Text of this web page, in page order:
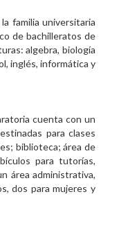
familia universitaria
de bachilleratos de
algebra, biología
inglés, informática y
cuenta con un
para clases
biblioteca; área de
para tutorías,
área administrativa,
dos para mujeres y